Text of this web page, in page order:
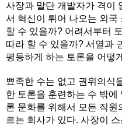
사장과 말단 개발자가 격이
서 혁신이 튀어 나오는 외
할 수 있을까? 어려서부터
따라 할 수 있을까? 서열과
평등하게 하는 토론을 어떻
뾰족한 수는 없고 권위의식
한 토론을 훈련하는 수 밖에
론 문화를 위해서 모든 직
르는 회사가 있다. 사장이